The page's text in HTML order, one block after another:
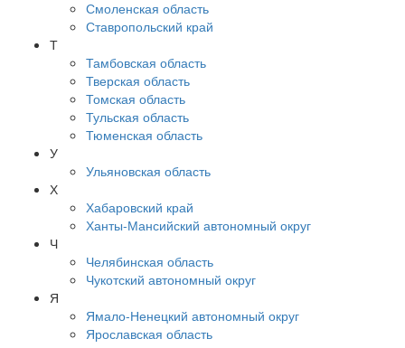
Смоленская область
Ставропольский край
Т
Тамбовская область
Тверская область
Томская область
Тульская область
Тюменская область
У
Ульяновская область
Х
Хабаровский край
Ханты-Мансийский автономный округ
Ч
Челябинская область
Чукотский автономный округ
Я
Ямало-Ненецкий автономный округ
Ярославская область